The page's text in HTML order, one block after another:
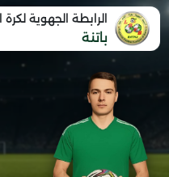
الرابطة الجهوية لكرة
باتنة